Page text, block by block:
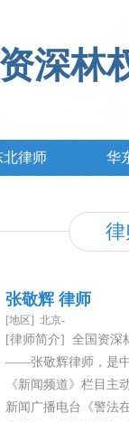
深林
北律师 华
张敬辉 律师
[地区] 北京-
[律师简介] 全国资深
——张敬辉律师，是中
《新闻频道》栏目
新闻广播电台《警法